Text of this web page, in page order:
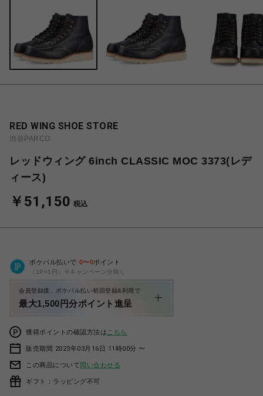
RED WING SHOE STORE
渋谷PARCO
レッドウィング 6inch CLASSIC MOC 3373(レデ
ィース)
￥51,150 税込
ポケパル払いで 0〜0ポイント
（1P=1円）※キャンペーン分除く
会員登録後、ポケパル払い初回登録&利用で
最大1,500円分ポイント進呈
獲得ポイントの確認方法は こちら
販売期間 2023年03月16日 11時00分 〜
この商品について問い合わせる
ギフト：ラッピング不可